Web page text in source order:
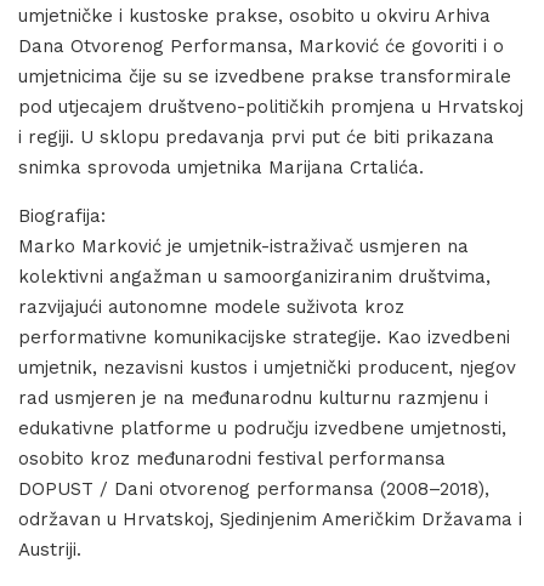
umjetničke i kustoske prakse, osobito u okviru Arhiva
Dana Otvorenog Performansa, Marković će govoriti i o
umjetnicima čije su se izvedbene prakse transformirale
pod utjecajem društveno-političkih promjena u Hrvatskoj
i regiji. U sklopu predavanja prvi put će biti prikazana
snimka sprovoda umjetnika Marijana Crtalića.
Biografija:
Marko Marković je umjetnik-istraživač usmjeren na
kolektivni angažman u samoorganiziranim društvima,
razvijajući autonomne modele suživota kroz
performativne komunikacijske strategije. Kao izvedbeni
umjetnik, nezavisni kustos i umjetnički producent, njegov
rad usmjeren je na međunarodnu kulturnu razmjenu i
edukativne platforme u području izvedbene umjetnosti,
osobito kroz međunarodni festival performansa
DOPUST / Dani otvorenog performansa (2008–2018),
održavan u Hrvatskoj, Sjedinjenim Američkim Državama i
Austriji.